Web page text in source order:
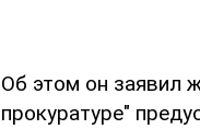
Об этом он заявил
прокуратуре"